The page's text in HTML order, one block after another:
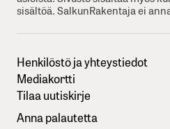
sisältöä. SalkunRakentaja ei
Henkilöstö ja yhteystiedot
Mediakortti
Tilaa uutiskirje
Anna palautetta